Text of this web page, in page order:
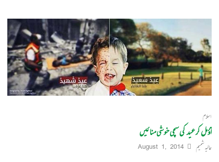
اسلام
آؤ مل کر عید کی سچی خوشی منائیں
عالیہ شمیم August 1, 2014